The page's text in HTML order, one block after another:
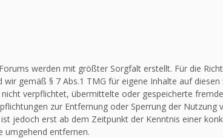
werden mit größter Sorgfalt erstellt. Für die
wir gemäß § 7 Abs.1 TMG für eigene Inhalte auf
verpflichtet, übermittelte oder gespeicherte
zur Entfernung oder Sperrung der
jedoch erst ab dem Zeitpunkt der Kenntnis einer
umgehend entfernen.